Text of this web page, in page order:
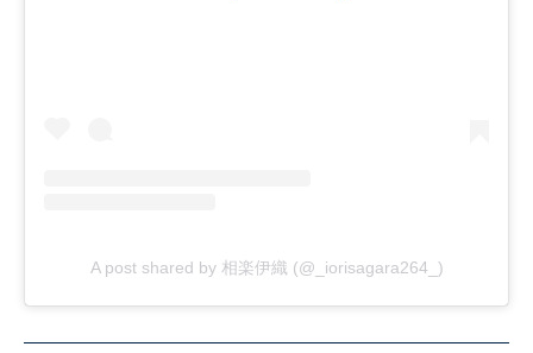
A post shared by 相楽伊織 (@_iorisagara264_)